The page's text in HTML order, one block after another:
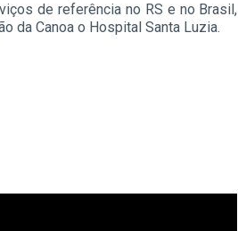
de referência no RS e no Brasil,
da Canoa o Hospital Santa Luzia.